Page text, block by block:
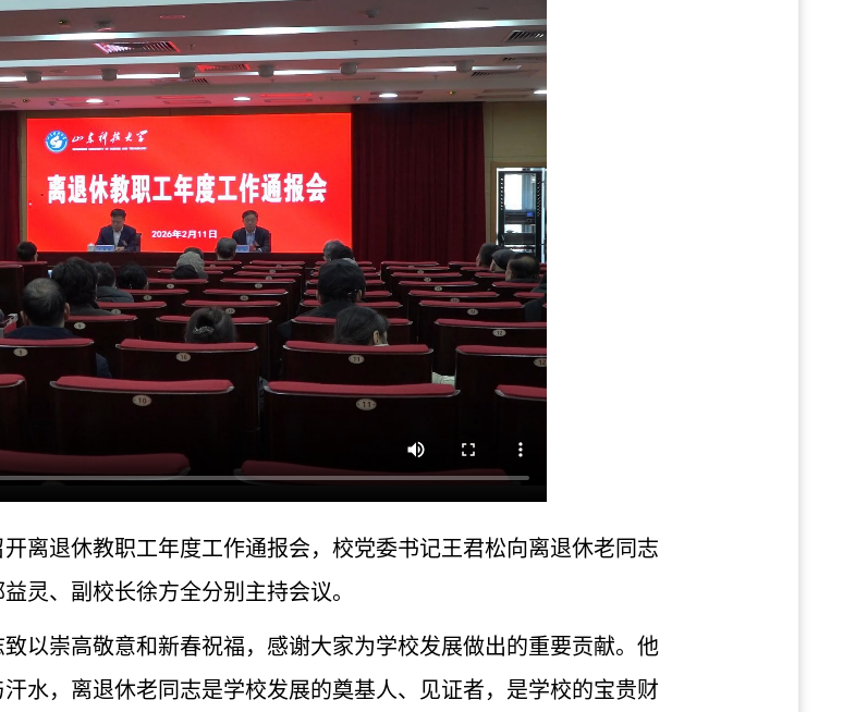
离退休教职工年度工作通报会，校党委书记王君松向离退休老同志
灵、副校长徐方全分别主持会议。
以崇高敬意和新春祝福，感谢大家为学校发展做出的重要贡献。他
水，离退休老同志是学校发展的奠基人、见证者，是学校的宝贵财